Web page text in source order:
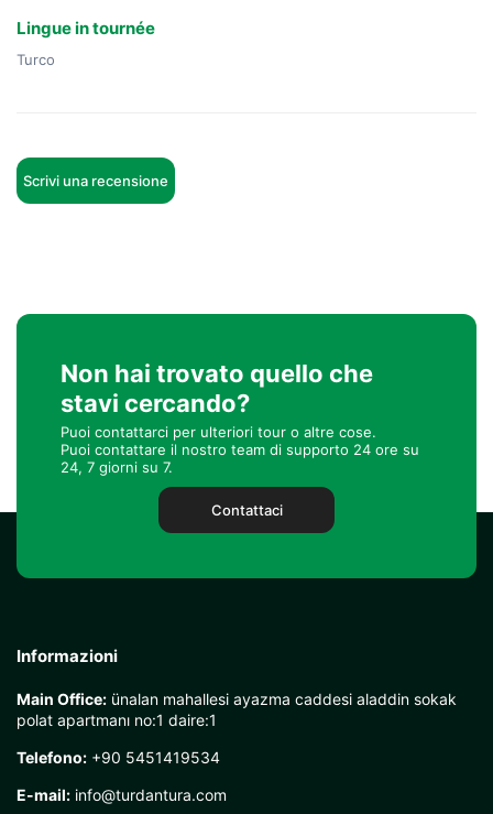
Lingue in tournée
Turco
Scrivi una recensione
Non hai trovato quello che
stavi cercando?
Puoi contattarci per ulteriori tour o altre cose.
Puoi contattare il nostro team di supporto 24 ore su
24, 7 giorni su 7.
Contattaci
Informazioni
Main Office: ünalan mahallesi ayazma caddesi aladdin sokak
polat apartmanı no:1 daire:1
Telefono: +90 5451419534
E-mail: info@turdantura.com